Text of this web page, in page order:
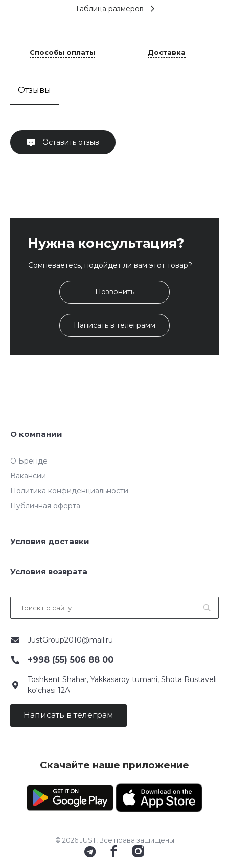
Таблица размеров
Способы оплаты Доставка
Отзывы
Оставить отзыв
Нужна консультация?
Сомневаетесь, подойдет ли вам этот товар?
Позвонить
Написать в телеграмм
О компании
О Бренде
Вакансии
Политика конфиденциальности
Публичная оферта
Условия доставки
Условия возврата
JustGroup2010@mail.ru
+998 (55) 506 88 00
Toshkent Shahar, Yakkasaroy tumani, Shota Rustaveli
ko‘chasi 12A
Написать в телеграм
Скачайте наше приложение
© 2026 JUST, Все права защищены